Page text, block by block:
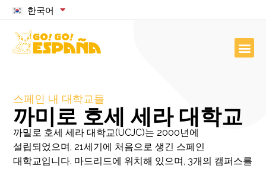
한국어
스페인 내 대학교들
까미로 호세 세라 대학교
까밀로 호세 세라 대학교(UCJC)는 2000년에
설립되었으며, 21세기에 처음으로 생긴 스페인
대학교입니다. 마드리드에 위치해 있으며, 3개의 캠퍼스를